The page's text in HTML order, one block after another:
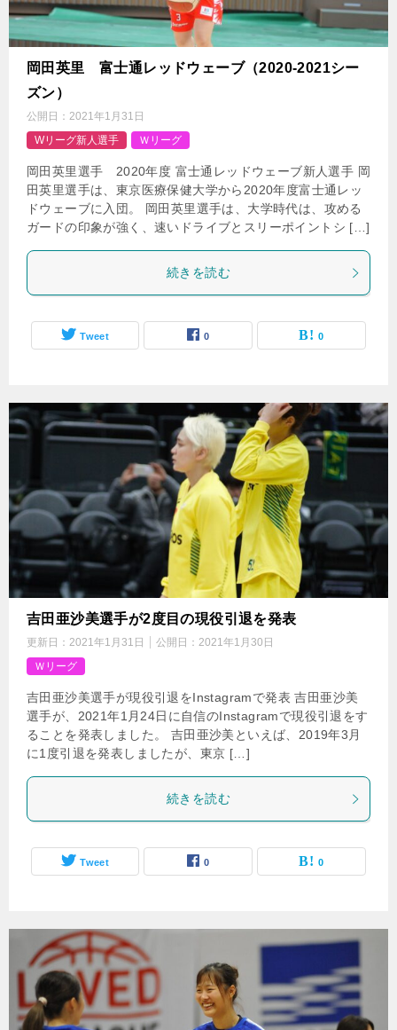
岡田英里 富士通レッドウェーブ（2020-2021シー
ズン）
公開日： 2021年1月31日
Wリーグ新人選手
Ｗリーグ
岡田英里選手 2020年度 富士通レッドウェーブ新人選手 岡
田英里選手は、東京医療保健大学から2020年度富士通レッ
ドウェーブに入団。 岡田英里選手は、大学時代は、攻める
ガードの印象が強く、速いドライブとスリーポイントシ […]
続きを読む
Tweet 0 0
吉田亜沙美選手が2度目の現役引退を発表
更新日： 2021年1月31日 公開日： 2021年1月30日
Ｗリーグ
吉田亜沙美選手が現役引退をInstagramで発表 吉田亜沙美
選手が、2021年1月24日に自信のInstagramで現役引退をす
ることを発表しました。 吉田亜沙美といえば、2019年3月
に1度引退を発表しましたが、東京 […]
続きを読む
Tweet 0 0